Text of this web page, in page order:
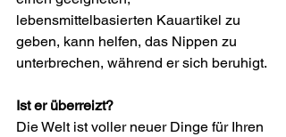
lebensmittelbasierten Kauartikel zu
geben, kann helfen, das Nippen zu
unterbrechen, während er sich beruhigt.
Ist er überreizt?
Die Welt ist voller neuer Dinge für Ihren